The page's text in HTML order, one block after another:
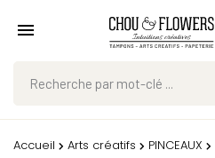
Accueil Arts créatifs PINCEAUX